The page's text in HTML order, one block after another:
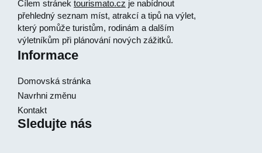
Cílem stránek tourismato.cz je nabídnout
přehledný seznam míst, atrakcí a tipů na výlet,
který pomůže turistům, rodinám a dalším
výletníkům při plánování nových zážitků.
Informace
Domovská stránka
Navrhni změnu
Kontakt
Sledujte nás